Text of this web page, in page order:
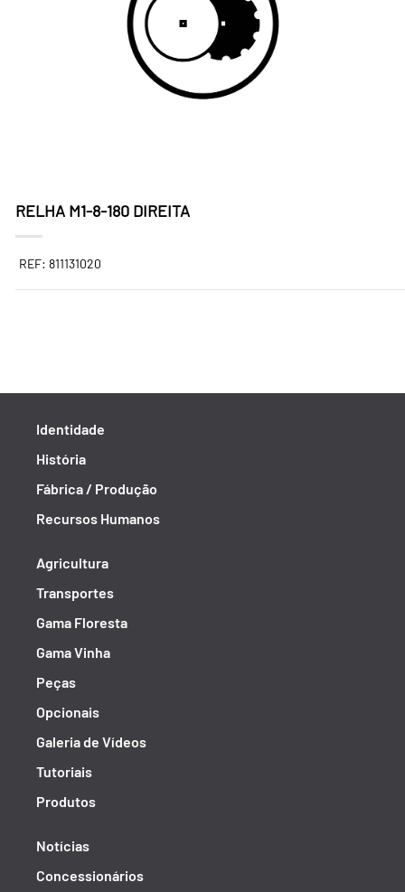
RELHA M1-8-180 DIREITA
REF: 811131020
Identidade
História
Fábrica / Produção
Recursos Humanos
Agricultura
Transportes
Gama Floresta
Gama Vinha
Peças
Opcionais
Galeria de Vídeos
Tutoriais
Produtos
Notícias
Concessionários